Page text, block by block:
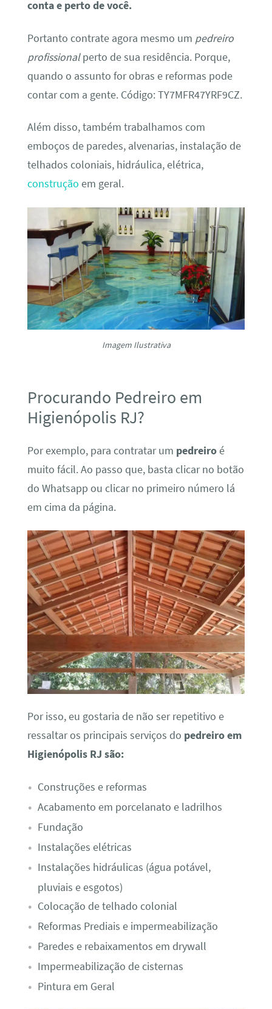
conta e perto de você.
Portanto contrate agora mesmo um pedreiro
profissionalperto de sua residência. Porque,
quando o assunto for obras e reformas pode
contar com a gente. Código: TY7MFR47YRF9CZ.
Além disso, também trabalhamos com
emboços de paredes, alvenarias, instalação de
telhados coloniais, hidráulica, elétrica,
construção em geral.
Imagem Ilustrativa
Procurando Pedreiro em
Higienópolis RJ?
Por exemplo, para contratar um pedreiroé
muito fácil. Ao passo que, basta clicar no botão
do Whatsapp ou clicar no primeiro número lá
em cima da página.
Por isso, eu gostaria de não ser repetitivo e
ressaltar os principais serviços do pedreiro em
Higienópolis RJ são:
Construções e reformas
Acabamento em porcelanato e ladrilhos
Fundação
Instalações elétricas
Instalações hidráulicas (água potável,
pluviais e esgotos)
Colocação de telhado colonial
Reformas Prediais e impermeabilização
Paredes e rebaixamentos em drywall
Impermeabilização de cisternas
Pintura em Geral